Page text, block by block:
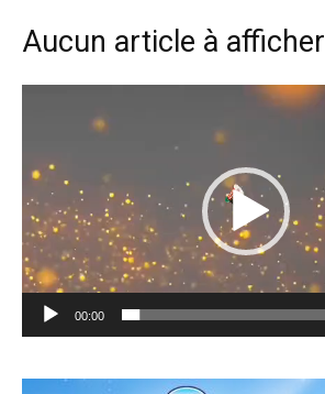
Aucun article à afficher
00:00